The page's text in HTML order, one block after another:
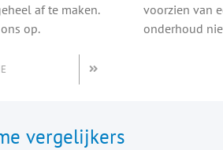
af te maken.
op.
voorzien van
onderhoud
vergelijkers